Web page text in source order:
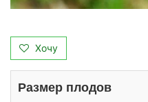
Хочу
Размер плодов